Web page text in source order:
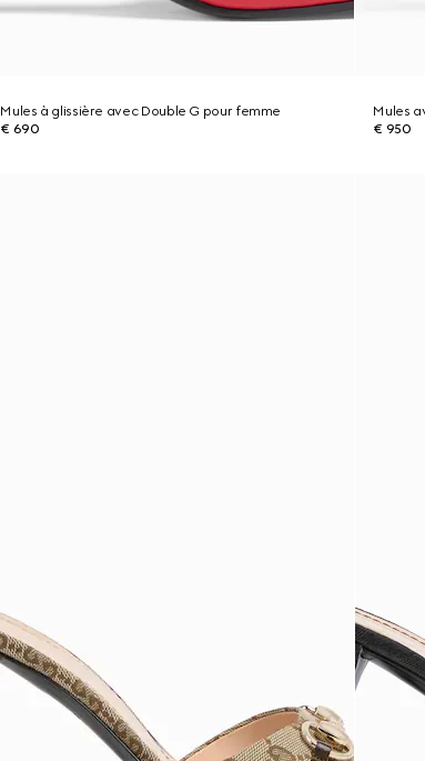
Mules à glissière avec Double G pour femme
€ 690
Mules
€ 950